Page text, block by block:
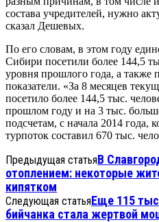
состава учредителей, нужно
сказал Дешевых.
По его словам, в этом году
Сибири посетили более 144,5
уровня прошлого года, а
показатели. «За 8 месяцев
посетило более 144,5 тыс.
прошлом году и на 3 тыс.
подсчетам, с начала 2014 года,
турпоток составил 670 тыс.
Предыдущая статьяВ
отоплением: некоторые
кипятком
Следующая статьяЕще 115
бийчанка стала жертвой